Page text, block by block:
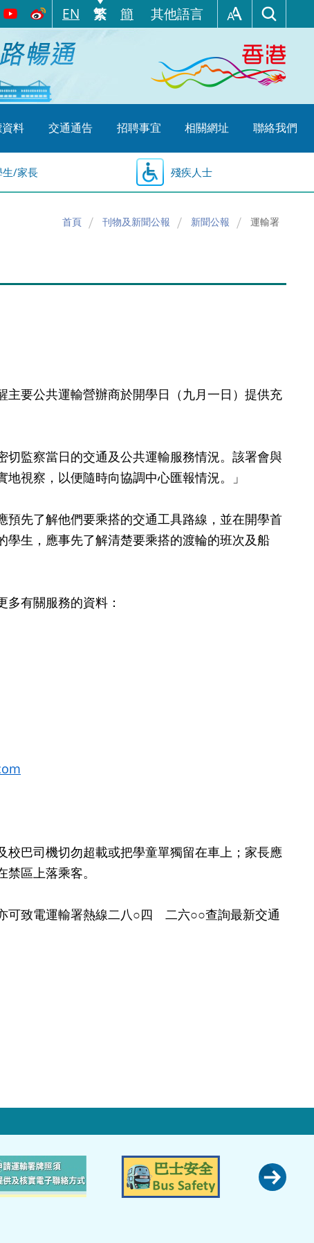
EN 繁 簡 其他語言
料 交通通告 招聘事宜 相關網址 聯絡我們
生/家長 殘疾人士
首頁 刊物及新聞公報 新聞公報 運輸署
要公共運輸營辦商於開學日（九月一日）提供充
監察當日的交通及公共運輸服務情況。該署會與
視察，以便隨時向協調中心匯報情況。」
先了解他們要乘搭的交通工具路線，並在開學首
生，應事先了解清楚要乘搭的渡輪的班次及船
有關服務的資料：
巴司機切勿超載或把學童單獨留在車上；家長應
區上落乘客。
致電運輸署熱線二八○四 二六○○查詢最新交通